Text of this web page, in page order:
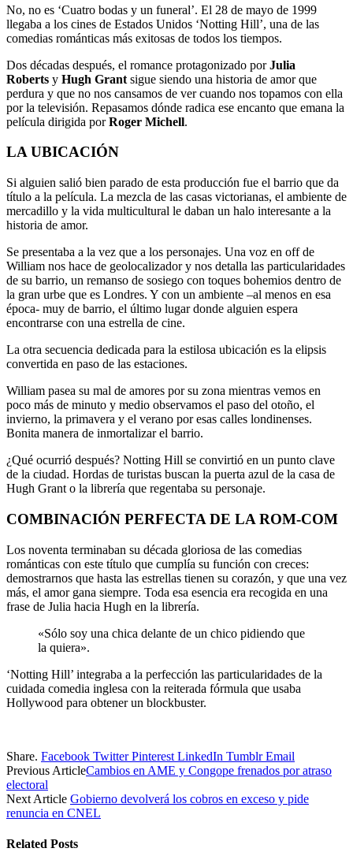
No, no es ‘Cuatro bodas y un funeral’. El 28 de mayo de 1999
llegaba a los cines de Estados Unidos ‘Notting Hill’, una de las
comedias románticas más exitosas de todos los tiempos.
Dos décadas después, el romance protagonizado porJulia
Roberts y Hugh Grant sigue siendo una historia de amor que
perdura y que no nos cansamos de ver cuando nos topamos con ella
por la televisión. Repasamos dónde radica ese encanto que emana la
película dirigida porRoger Michell.
LA UBICACIÓN
Si alguien salió bien parado de esta producción fue el barrio que da
título a la película. La mezcla de las casas victorianas, el ambiente de
mercadillo y la vida multicultural le daban un halo interesante a la
historia de amor.
Se presentaba a la vez que a los personajes. Una voz en off de
William nos hace de geolocalizador y nos detalla las particularidades
de su barrio, un remanso de sosiego con toques bohemios dentro de
la gran urbe que es Londres. Y con un ambiente –al menos en esa
época- muy de barrio, el último lugar donde alguien espera
encontrarse con una estrella de cine.
La otra secuencia dedicada para la estilosa ubicación es la elipsis
convertida en paso de las estaciones.
William pasea su mal de amores por su zona mientras vemos en
poco más de minuto y medio observamos el paso del otoño, el
invierno, la primavera y el verano por esas calles londinenses.
Bonita manera de inmortalizar el barrio.
¿Qué ocurrió después? Notting Hill se convirtió en un punto clave
de la ciudad. Hordas de turistas buscan la puerta azul de la casa de
Hugh Grant o la librería que regentaba su personaje.
COMBINACIÓN PERFECTA DE LA ROM-COM
Los noventa terminaban su década gloriosa de las comedias
románticas con este título que cumplía su función con creces:
demostrarnos que hasta las estrellas tienen su corazón, y que una vez
más, el amor gana siempre. Toda esa esencia era recogida en una
frase de Julia hacia Hugh en la librería.
«Sólo soy una chica delante de un chico pidiendo que
la quiera».
‘Notting Hill’ integraba a la perfección las particularidades de la
cuidada comedia inglesa con la reiterada fórmula que usaba
Hollywood para obtener un blockbuster.
Share. Facebook Twitter Pinterest LinkedIn Tumblr Email
Previous ArticleCambios en AME y Congope frenados por atraso
electoral
Next Article Gobierno devolverá los cobros en exceso y pide
renuncia en CNEL
Related Posts